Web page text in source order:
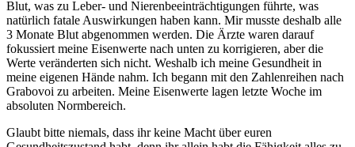
Blut, was zu Leber- und Nierenbeeinträchtigungen führte, was
natürlich fatale Auswirkungen haben kann. Mir musste deshalb alle
3 Monate Blut abgenommen werden. Die Ärzte waren darauf
fokussiert meine Eisenwerte nach unten zu korrigieren, aber die
Werte veränderten sich nicht. Weshalb ich meine Gesundheit in
meine eigenen Hände nahm. Ich begann mit den Zahlenreihen nach
Grabovoi zu arbeiten. Meine Eisenwerte lagen letzte Woche im
absoluten Normbereich.
Glaubt bitte niemals, dass ihr keine Macht über euren